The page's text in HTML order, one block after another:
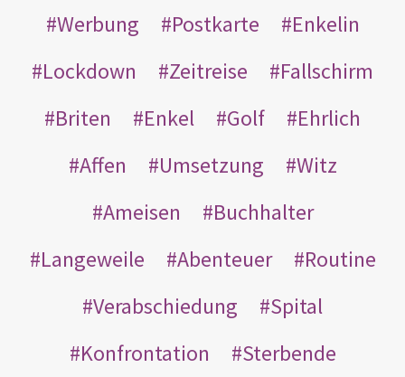
Werbung
Postkarte
Enkelin
Lockdown
Zeitreise
Fallschirm
Briten
Enkel Golf
Ehrlich
Affen
Umsetzung
Witz
Ameisen
Buchhalter
Langeweile
Abenteuer
Routine
Verabschiedung
Spital
Konfrontation
Sterbende